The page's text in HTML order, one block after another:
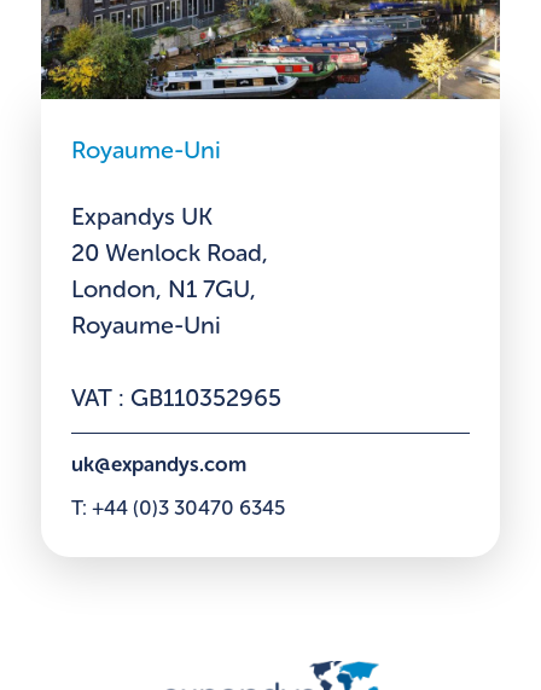
Royaume-Uni
Expandys UK
20 Wenlock Road,
London, N1 7GU,
Royaume-Uni
VAT : GB110352965
uk@expandys.com
T: +44 (0)3 30470 6345